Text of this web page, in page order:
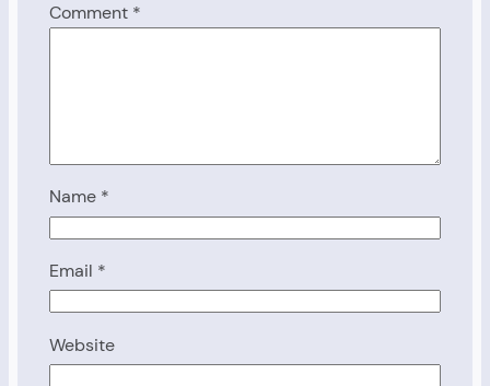
Comment *
Name *
Email *
Website